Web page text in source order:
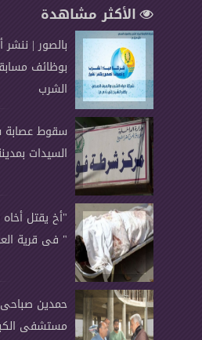
الأكثر مشاهدة
بالصور | ننشر
بوظائف
الشرب
سقوط عصابة
السيدات
"أخ يقتل
" فى قرية
حمدين
مستشفى